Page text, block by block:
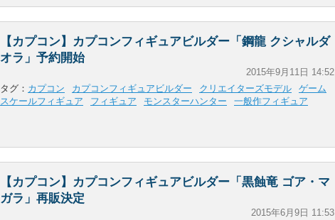
【カプコン】カプコンフィギュアビルダー「鋼龍 クシャルダ
オラ」予約開始
2015年9月11日 14:52
タグ： カプコン カプコンフィギュアビルダー クリエイターズモデル
ゲーム
スケールフィギュア
フィギュア モンスターハンター 一般作フィギュア
【カプコン】カプコンフィギュアビルダー「黒蝕竜 ゴア・マ
ガラ」再販決定
2015年6月9日 11:53